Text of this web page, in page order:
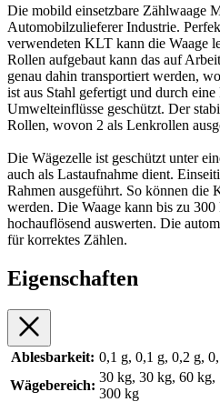
Die mobild einsetzbare Zählwaage
Automobilzulieferer Industrie.
verwendeten KLT kann die Waage
Rollen aufgebaut kann das auf
genau dahin transportiert werden,
ist aus Stahl gefertigt und durch
Umwelteinflüsse geschützt. Der
Rollen, wovon 2 als Lenkrollen
Die Wägezelle ist geschützt unter
auch als Lastaufnahme dient.
Rahmen ausgeführt. So können die
werden. Die Waage kann bis zu 300
hochauflösend auswerten. Die
für korrektes Zählen.
Eigenschaften
Ablesbarkeit: 0,1 g, 0,1 g, 0,2 g,
Wägebereich:
30 kg, 30 kg, 60 kg,
300 kg